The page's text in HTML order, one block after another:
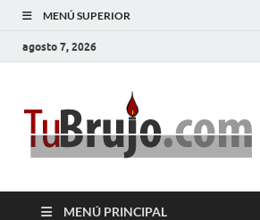
MENÚ SUPERIOR
agosto 7, 2026
MENÚ PRINCIPAL